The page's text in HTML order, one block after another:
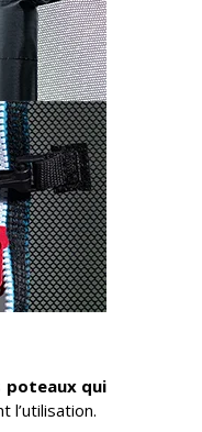
poteaux qui
l’utilisation.